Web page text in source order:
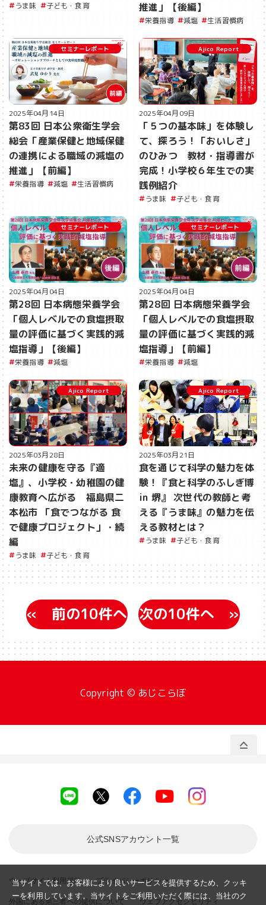
うま味 子ども・食育
推進」【後編】
栄養指導 減塩 生活習慣病
セミナーレポート
2025年04月14日
第83回 日本公衆衛生学会
総会「産業保健と地域保健
の連携による職域の減塩の
推進」【前編】
栄養指導 減塩 生活習慣病
Ajico Report
2025年04月09日
「５つの基本味」を体験し
て、探ろう！「おいしさ」
のひみつ 教材・指導書が
完成！小学校６年生での実
践例紹介
うま味 子ども・食育
セミナーレポート
2025年04月04日
第28回 日本病態栄養学会
「個人レベルでの食塩摂取
量の評価に基づく実践的減
塩指導」【後編】
栄養指導 減塩
セミナーレポート
2025年04月04日
第28回 日本病態栄養学会
「個人レベルでの食塩摂取
量の評価に基づく実践的減
塩指導」【前編】
栄養指導 減塩
Ajico Report
2025年03月28日
未来の健康を守る『適
塩』、小学校・幼稚園の健
康教育へ広がる 福島県二
本松市 「食でつながる 食
で健康プロジェクト」・続
編
うま味 子ども・食育
Ajico Report
2025年03月21日
食を通じて科学の魅力を体
験！『食と科学のふしぎ博
in 堺』 次世代の教師と考
える『うま味』の魅力を伝
える教材とは？
うま味 子ども・食育
« »
Copyright © あじこらぼ
ウェブサイト利用規約 プライバシーポリシー
外国にある第三者への提供について ウェブアクセシビリティ
公式SNSアカウント一覧
当サイトでは、お客様により良いサービスを提供するため、クッキ
ーを利用しています。当サイトをご利用いただく際には、当社のク